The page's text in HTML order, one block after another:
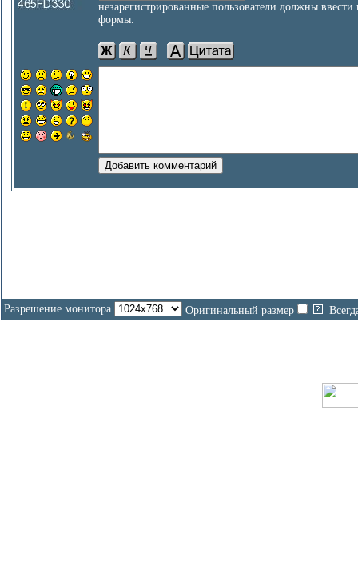
незарегистрированные пользователи должны
формы.
Разрешение монитора Оригинальный размер